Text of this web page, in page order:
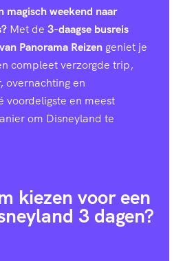
magisch weekend naar
Met de 3-daagse busreis
Panorama Reizen geniet je
compleet verzorgde trip,
overnachting en
voordeligste en meest
om Disneyland te
kiezen voor een
3 dagen?